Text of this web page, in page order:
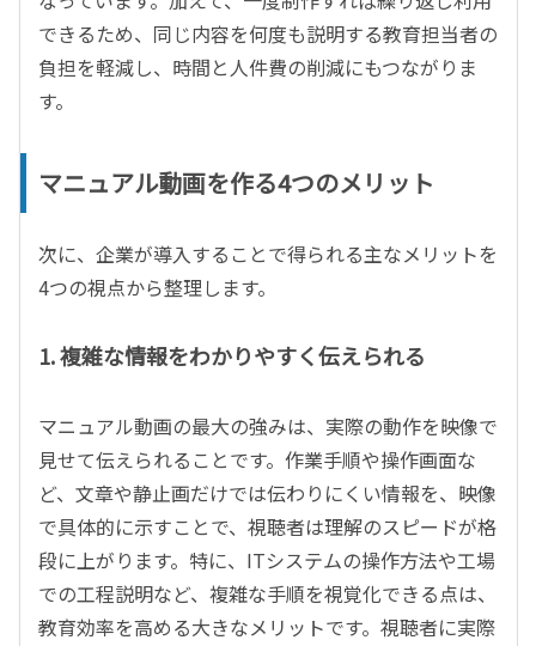
できるため、同じ内容を何度も説明する教育担当者の
負担を軽減し、時間と人件費の削減にもつながりま
す。
マニュアル動画を作る4つのメリット
次に、企業が導入することで得られる主なメリットを
4つの視点から整理します。
1. 複雑な情報をわかりやすく伝えられる
マニュアル動画の最大の強みは、実際の動作を映像で
見せて伝えられることです。作業手順や操作画面な
ど、文章や静止画だけでは伝わりにくい情報を、映像
で具体的に示すことで、視聴者は理解のスピードが格
段に上がります。特に、 ITシステムの操作方法や工場
での工程説明など、複雑な手順を視覚化できる点は、
教育効率を高める大きなメリットです。視聴者に実際